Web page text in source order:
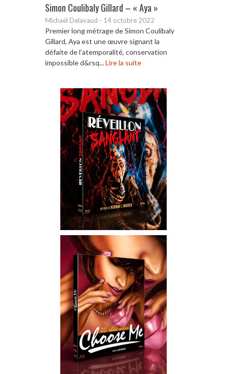
Simon Coulibaly Gillard – « Aya »
Michaël Delavaud - 14 octobre 2022
Premier long métrage de Simon Coulibaly
Gillard, Aya est une œuvre signant la
défaite de l’atemporalité, conservation
impossible d&rsq...Lire la suite